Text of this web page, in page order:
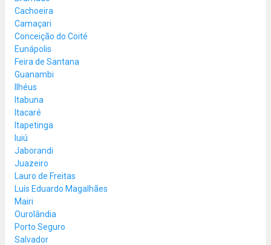
Cachoeira
Camaçari
Conceição do Coité
Eunápolis
Feira de Santana
Guanambi
Ilhéus
Itabuna
Itacaré
Itapetinga
Iuiú
Jaborandi
Juazeiro
Lauro de Freitas
Luís Eduardo Magalhães
Mairi
Ourolândia
Porto Seguro
Salvador